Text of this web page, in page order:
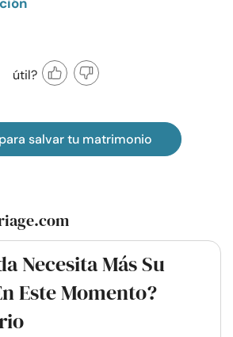
útil?
salvar tu matrimonio
Necesita Más Su
Este Momento?